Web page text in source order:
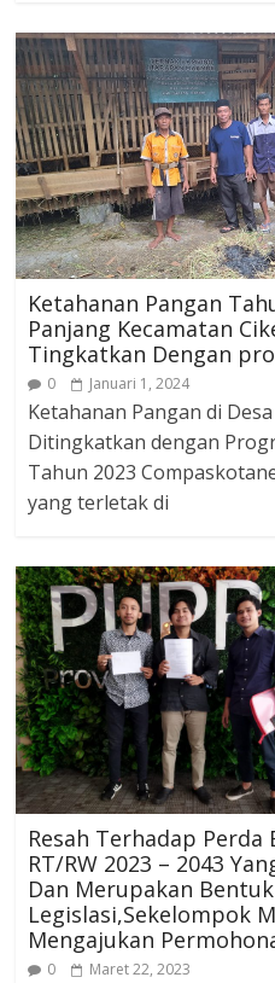
Ketahanan Pangan
Panjang Kecamatan
Tingkatkan Dengan
0 Januari 1, 2024
Ketahanan Pangan di
Ditingkatkan dengan
Tahun 2023
yang terletak di
Resah Terhadap
RT/RW 2023 – 2043
Dan Merupakan
Legislasi,Sekelompok
Mengajukan
0 Maret 22, 2023